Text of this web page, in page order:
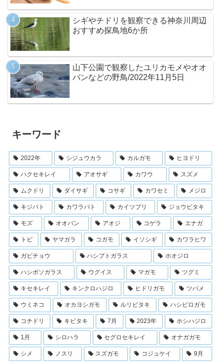
シギやチドリを観察できる神奈川周辺
おすすめ探鳥地6か所
山下公園で観察したユリカモメやオオ
バンなどの野鳥/2022年11月5日
キーワード
2022年 シジュウカラ カルガモ ヒヨドリ
ハクセキレイ アオサギ カワウ スズメ
ムクドリ ダイサギ コサギ カワセミ メジロ
キジバト カワラバト カイツブリ ジョウビタキ
モズ オオバン アオジ コゲラ エナガ
トビ ヤマガラ コガモ イソシギ カワラヒワ
ガビチョウ ハシブトガラス ホオジロ
ハシボソガラス ウグイス マガモ ツグミ
キセキレイ キンクロハジロ ヒドリガモ ツバメ
ウミネコ オカヨシガモ ルリビタキ ハシビロガモ
コチドリ キビタキ 7月 2023年 ホシハジロ
1月 シロハラ セグロセキレイ オナガガモ
シメ ノスリ スズガモ コジュケイ 9月